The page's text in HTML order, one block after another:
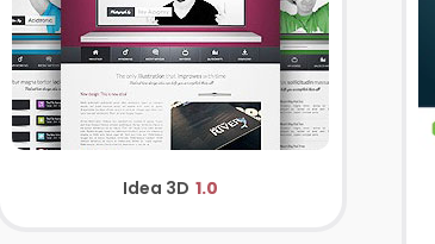
Idea 3D 1.0